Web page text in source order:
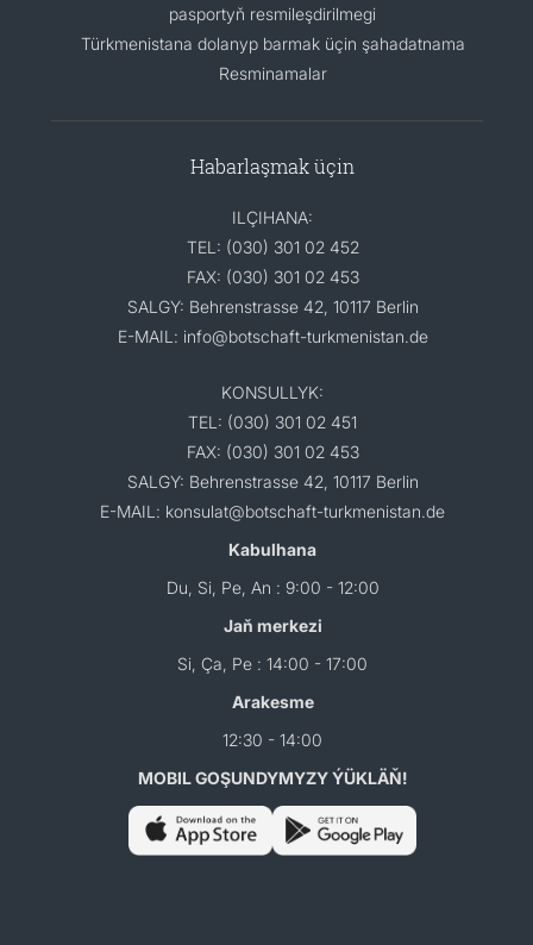
pasportyň resmileşdirilmegi
Türkmenistana dolanyp barmak üçin şahadatnama
Resminamalar
Habarlaşmak üçin
ILÇIHANA:
TEL: (030) 301 02 452
FAX: (030) 301 02 453
SALGY: Behrenstrasse 42, 10117 Berlin
E-MAIL: info@botschaft-turkmenistan.de
KONSULLYK:
TEL: (030) 301 02 451
FAX: (030) 301 02 453
SALGY: Behrenstrasse 42, 10117 Berlin
E-MAIL: konsulat@botschaft-turkmenistan.de
Kabulhana
Du, Si, Pe, An : 9:00 - 12:00
Jaň merkezi
Si, Ça, Pe : 14:00 - 17:00
Arakesme
12:30 - 14:00
MOBIL GOŞUNDYMYZY ÝÜKLÄŇ!